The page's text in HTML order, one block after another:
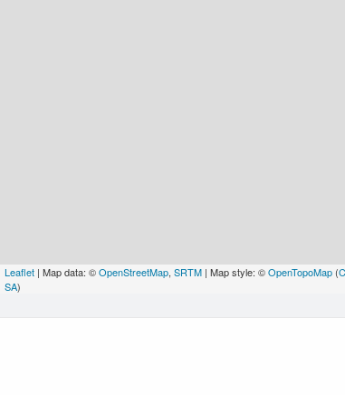
Leaflet | Map data: ©OpenStreetMap, SRTM | Map style: ©OpenTopoMap (
SA)